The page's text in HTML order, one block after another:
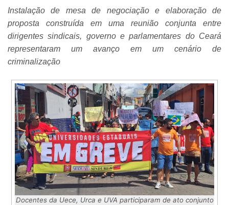
Instalação de mesa de negociação e elaboração de
proposta construída em uma reunião conjunta entre
dirigentes sindicais, governo e parlamentares do Ceará
representaram um avanço em um cenário de
criminalização
Docentes da Uece, Urca e UVA participaram de ato conjunto